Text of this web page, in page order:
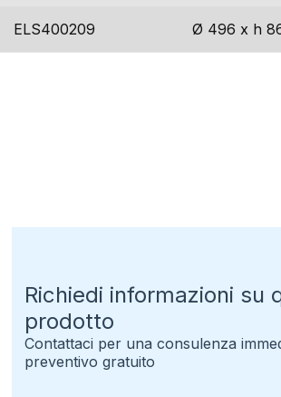
ELS400209 Ø 496 x h
Richiedi informazioni su
prodotto
Contattaci per una consulenza
preventivo gratuito